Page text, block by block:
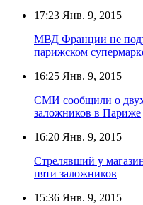
17:23 Янв. 9, 2015
МВД Франции не
парижском
16:25 Янв. 9, 2015
СМИ сообщили о
заложников в Париже
16:20 Янв. 9, 2015
Стрелявший у
пяти заложников
15:36 Янв. 9, 2015